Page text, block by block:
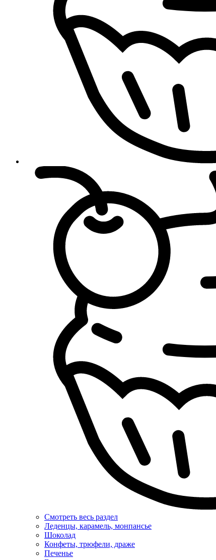
Смотреть весь раздел
Леденцы, карамель, монпансье
Шоколад
Конфеты, трюфели, драже
Печенье